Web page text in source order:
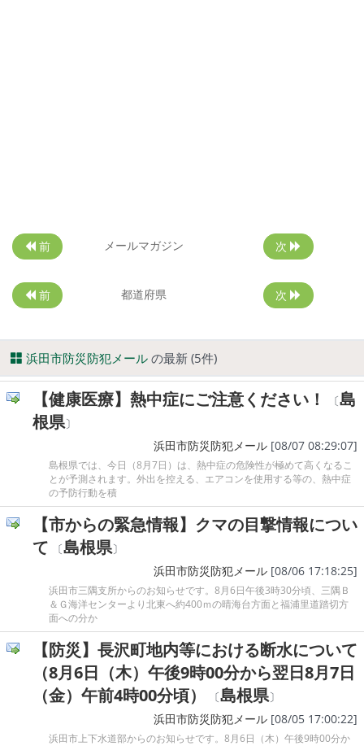
前 メールマガジン 次
前 都道府県 次
浜田市防災防犯メール の最新 (5件)
【健康医療】熱中症にご注意ください！ 〔島
根県〕
浜田市防災防犯メール [08/07 08:29:07]
島根県では、今日（8月7日）は、熱中症の危険性が極めて高くなるこ
とが予測されます。外出を控える、エアコンを使用する等の、熱中症
の予防行動を積
【市からの緊急情報】クマの目撃情報につい
て 〔島根県〕
浜田市防災防犯メール [08/06 17:18:25]
浜田市三隅支所からのお知らせです。8月6日午後3時30分頃、三隅Ｂ
＆Ｇ海洋センターより北東へ約400ｍの晴海台方面と福浦里道踏切方
面への分か
【防災】長沢町地内等における断水について
（8月6日（木）午後9時00分から翌日8月7日
（金）午前4時00分頃）
〔島根県〕
浜田市防災防犯メール [08/05 17:00:22]
浜田市上下水道部からのお知らせです。8月6日（木）午後9時00分か